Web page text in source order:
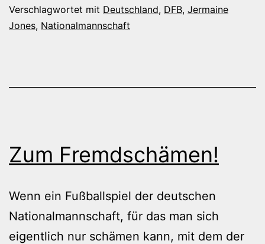
Verschlagwortet mit Deutschland, DFB, Jermaine
Jones, Nationalmannschaft
Zum Fremdschämen!
Wenn ein Fußballspiel der deutschen
Nationalmannschaft, für das man sich
eigentlich nur schämen kann, mit dem der